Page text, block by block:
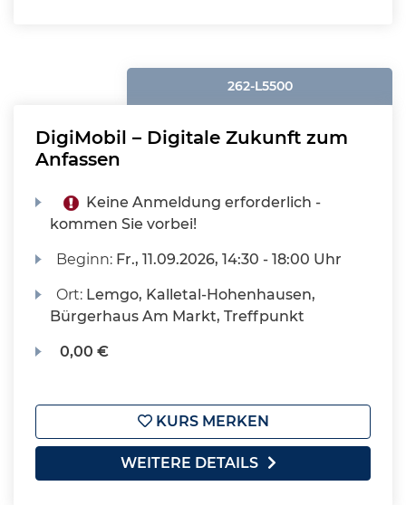
262-L5500
DigiMobil – Digitale Zukunft zum
Anfassen
Keine Anmeldung erforderlich -
kommen Sie vorbei!
Beginn: Fr., 11.09.2026, 14:30 - 18:00 Uhr
Ort: Lemgo, Kalletal-Hohenhausen,
Bürgerhaus Am Markt, Treffpunkt
0,00 €
KURS MERKEN
WEITERE DETAILS